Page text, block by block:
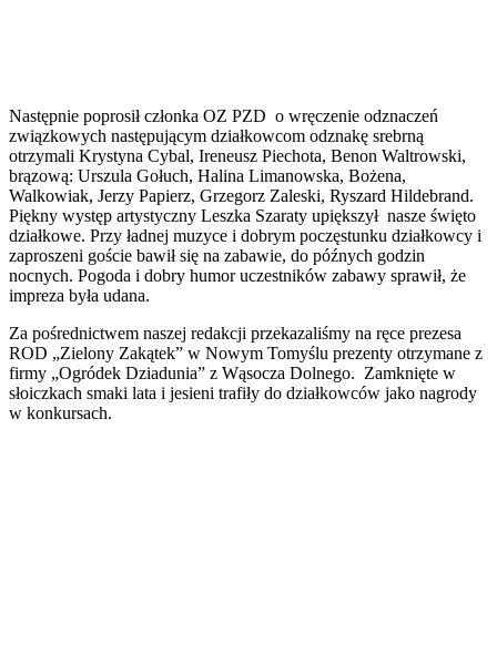
Następnie poprosił członka OZ PZD o wręczenie odznaczeń
związkowych następującym działkowcom odznakę srebrną
otrzymali Krystyna Cybal, Ireneusz Piechota, Benon Waltrowski,
brązową: Urszula Gołuch, Halina Limanowska, Bożena,
Walkowiak, Jerzy Papierz, Grzegorz Zaleski, Ryszard Hildebrand.
Piękny występ artystyczny Leszka Szaraty upiększył nasze święto
działkowe. Przy ładnej muzyce i dobrym poczęstunku działkowcy i
zaproszeni goście bawił się na zabawie, do późnych godzin
nocnych. Pogoda i dobry humor uczestników zabawy sprawił, że
impreza była udana.
Za pośrednictwem naszej redakcji przekazaliśmy na ręce prezesa
ROD „Zielony Zakątek” w Nowym Tomyślu prezenty otrzymane z
firmy „Ogródek Dziadunia” z Wąsocza Dolnego. Zamknięte w
słoiczkach smaki lata i jesieni trafiły do działkowców jako nagrody
w konkursach.